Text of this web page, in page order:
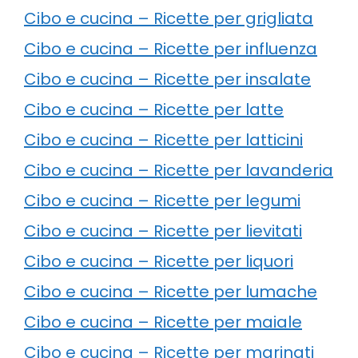
Cibo e cucina – Ricette per grigliata
Cibo e cucina – Ricette per influenza
Cibo e cucina – Ricette per insalate
Cibo e cucina – Ricette per latte
Cibo e cucina – Ricette per latticini
Cibo e cucina – Ricette per lavanderia
Cibo e cucina – Ricette per legumi
Cibo e cucina – Ricette per lievitati
Cibo e cucina – Ricette per liquori
Cibo e cucina – Ricette per lumache
Cibo e cucina – Ricette per maiale
Cibo e cucina – Ricette per marinati